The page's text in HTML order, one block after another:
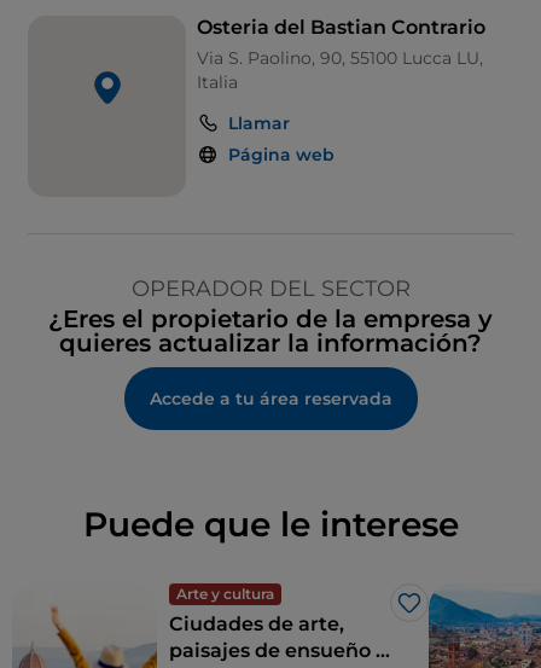
Osteria del Bastian Contrario
Via S. Paolino, 90, 55100 Lucca LU,
Italia
Llamar
Página web
OPERADOR DEL SECTOR
¿Eres el propietario de la empresa y
quieres actualizar la información?
Accede a tu área reservada
Puede que le interese
Arte y cultura
Me gusta
Ciudades de arte,
paisajes de ensueño y